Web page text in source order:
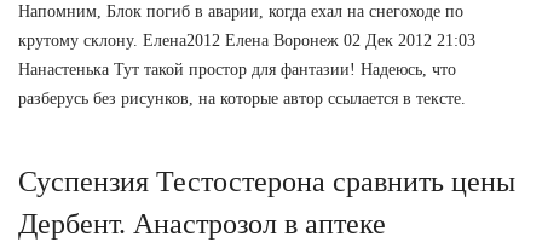
Напомним, Блок погиб в аварии, когда ехал на снегоходе по
крутому склону. Елена2012 Елена Воронеж 02 Дек 2012 21:03
Нанастенька Тут такой простор для фантазии! Надеюсь, что
разберусь без рисунков, на которые автор ссылается в тексте.
Суспензия Тестостерона сравнить цены
Дербент. Анастрозол в аптеке